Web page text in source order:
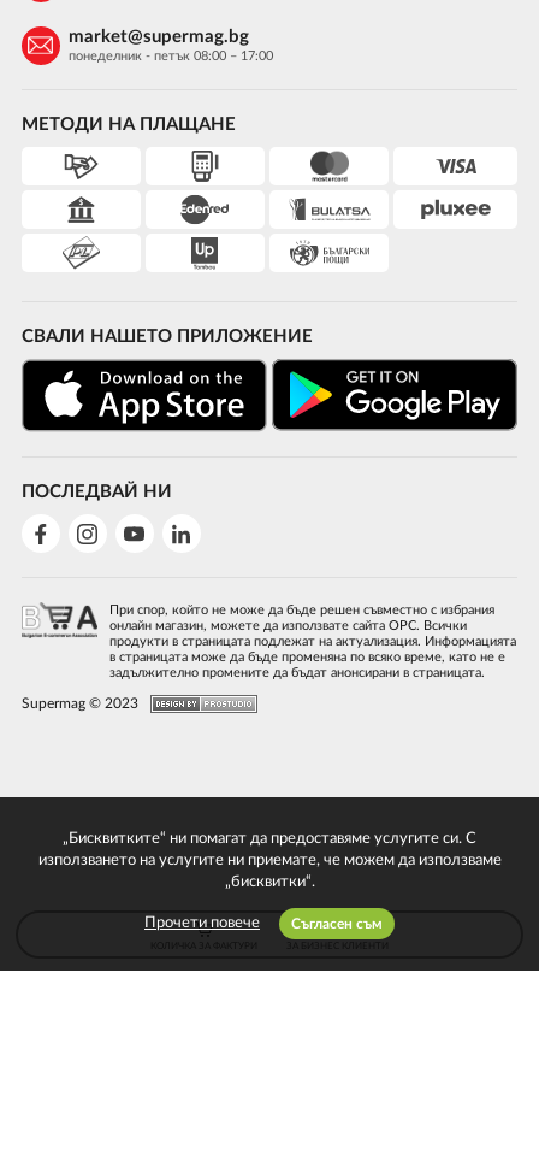
МЕТОДИ НА ПЛАЩАНЕ
СВАЛИ НАШЕТО ПРИЛОЖЕНИЕ
ПОСЛЕДВАЙ НИ
market@supermag.bg
понеделник - петък 08:00 – 17:00
При спор, който не може да бъде решен съвместно с избрания
онлайн магазин, можете да използвате сайта ОРС. Всички
продукти в страницата подлежат на актуализация. Информацията
в страницата може да бъде променяна по всяко време, като не е
задължително промените да бъдат анонсирани в страницата.
Supermag © 2023
„Бисквитките“ ни помагат да предоставяме услугите си. С
използването на услугите ни приемате, че можем да използваме
„бисквитки“.
Прочети повече Съгласен съм